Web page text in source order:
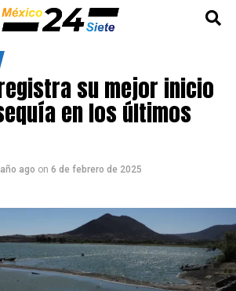
su mejor inicio
en los últimos
ago on 6 de febrero de 2025